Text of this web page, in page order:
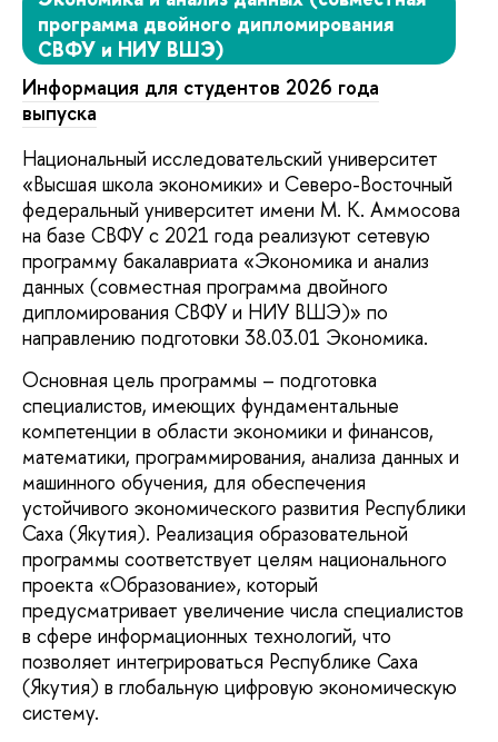
программа двойного дипломирования
СВФУ и НИУ ВШЭ)
Информация для студентов 2026 года
выпуска
Национальный исследовательский университет
«Высшая школа экономики» и Северо-Восточный
федеральный университет имени М. К. Аммосова
на базе СВФУ с 2021 года реализуют сетевую
программу бакалавриата «Экономика и анализ
данных (совместная программа двойного
дипломирования СВФУ и НИУ ВШЭ)» по
направлению подготовки 38.03.01 Экономика.
Основная цель программы – подготовка
специалистов, имеющих фундаментальные
компетенции в области экономики и финансов,
математики, программирования, анализа данных и
машинного обучения, для обеспечения
устойчивого экономического развития Республики
Саха (Якутия). Реализация образовательной
программы соответствует целям национального
проекта «Образование», который
предусматривает увеличение числа специалистов
в сфере информационных технологий, что
позволяет интегрироваться Республике Саха
(Якутия) в глобальную цифровую экономическую
систему.